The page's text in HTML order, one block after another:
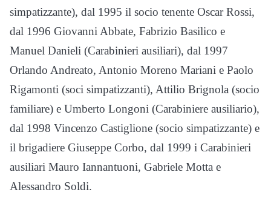
simpatizzante), dal 1995 il socio tenente Oscar Rossi,
dal 1996 Giovanni Abbate, Fabrizio Basilico e
Manuel Danieli (Carabinieri ausiliari), dal 1997
Orlando Andreato, Antonio Moreno Mariani e Paolo
Rigamonti (soci simpatizzanti), Attilio Brignola (socio
familiare) e Umberto Longoni (Carabiniere ausiliario),
dal 1998 Vincenzo Castiglione (socio simpatizzante) e
il brigadiere Giuseppe Corbo, dal 1999 i Carabinieri
ausiliari Mauro Iannantuoni, Gabriele Motta e
Alessandro Soldi.